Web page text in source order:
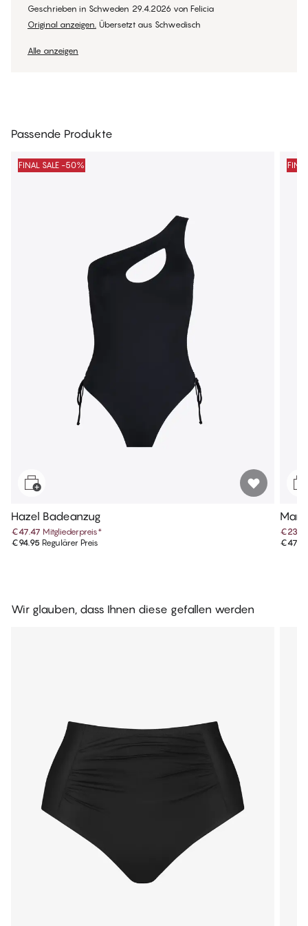
Geschrieben in Schweden 29.4.2026 von Felicia
Original anzeigen. Übersetzt aus Schwedisch
Alle anzeigen
Passende Produkte
FINAL SALE -50%
Hazel Badeanzug
€47.47 Mitgliederpreis*
€94.95 Regulärer Preis
Wir glauben, dass Ihnen diese gefallen werden